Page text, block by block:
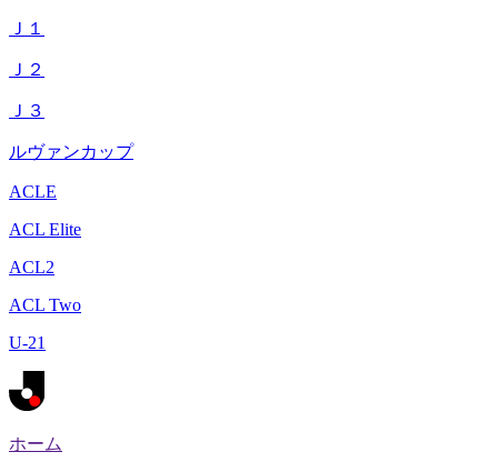
Ｊ１
Ｊ２
Ｊ３
ルヴァンカップ
ACLE
ACL Elite
ACL2
ACL Two
U-21
ホーム